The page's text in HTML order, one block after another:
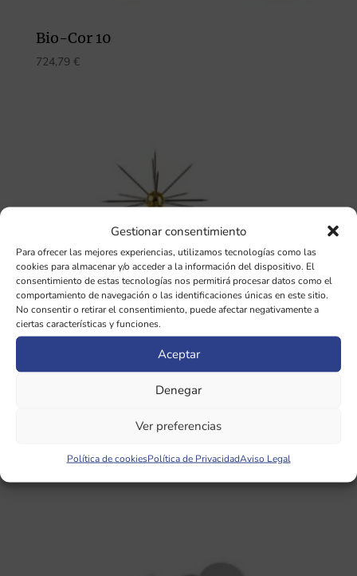
Gestionar consentimiento
Para ofrecer las mejores experiencias, utilizamos tecnologías como las
cookies para almacenar y/o acceder a la información del dispositivo. El
consentimiento de estas tecnologías nos permitirá procesar datos como el
comportamiento de navegación o las identificaciones únicas en este sitio.
No consentir o retirar el consentimiento, puede afectar negativamente a
ciertas características y funciones.
Aceptar
Denegar
Ver preferencias
Política de cookiesPolítica de PrivacidadAviso Legal
Bio-Cor 10
724,79 €